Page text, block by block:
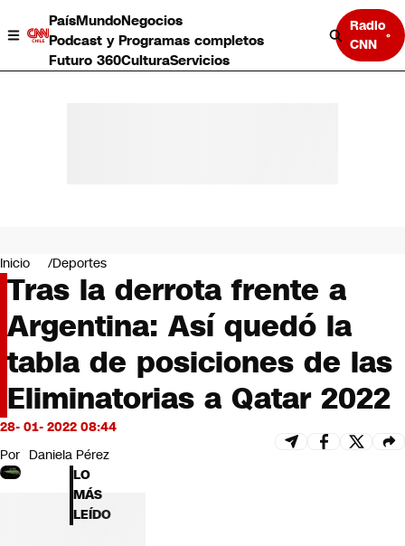
PaísMundoNegocios
Podcast y Programas completos
Futuro 360CulturaServicios
Radio
CNN
Negocios
Deportes
Programas completos
Cultura
Servicios
Bits
CNN tiempo
Futuro 360
Inicio Deportes
Tras la derrota frente a
Argentina: Así quedó la
tabla de posiciones de las
Eliminatorias a Qatar 2022
28- 01- 2022 08:44
Por Daniela Pérez
LO
MÁS
LEÍDO